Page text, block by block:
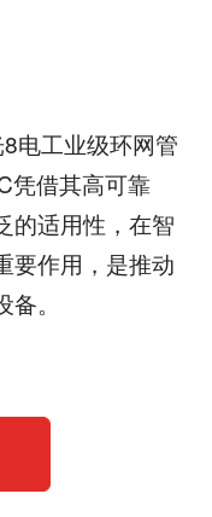
工业级环网管
凭借其高可靠
的适用性，在智
要作用，是推动
。